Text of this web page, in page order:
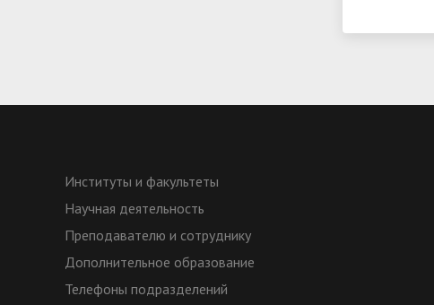
Институты и факультеты
Научная деятельность
Преподавателю и сотруднику
Дополнительное образование
Телефоны подразделений